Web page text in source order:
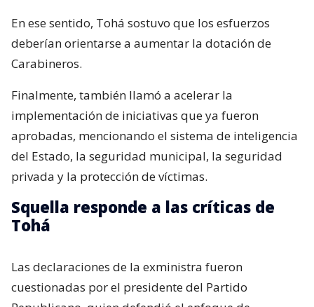
En ese sentido, Tohá sostuvo que los esfuerzos
deberían orientarse a aumentar la dotación de
Carabineros.
Finalmente, también llamó a acelerar la
implementación de iniciativas que ya fueron
aprobadas, mencionando el sistema de inteligencia
del Estado, la seguridad municipal, la seguridad
privada y la protección de víctimas.
Squella responde a las críticas de
Tohá
Las declaraciones de la exministra fueron
cuestionadas por el presidente del Partido